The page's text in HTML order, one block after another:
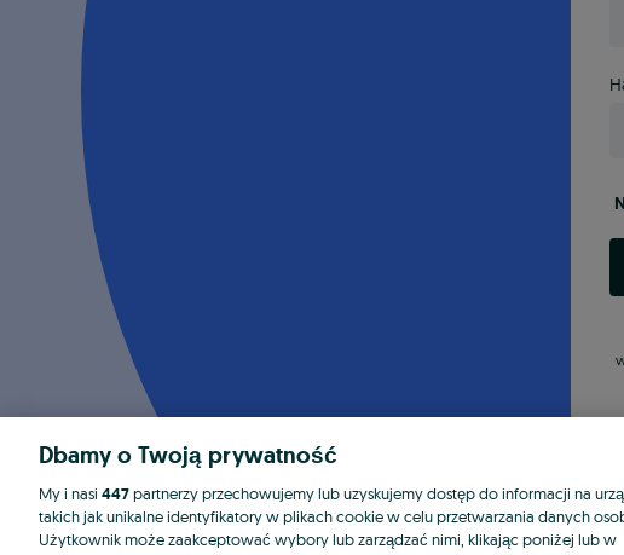
Dbamy o Twoją prywatność
My i nasi 447partnerzy przechowujemy lub uzyskujemy dostęp do informacji na
takich jak unikalne identyfikatory w plikach cookie w celu przetwarzania danych
Użytkownik może zaakceptować wybory lub zarządzać nimi, klikając poniżej lub w